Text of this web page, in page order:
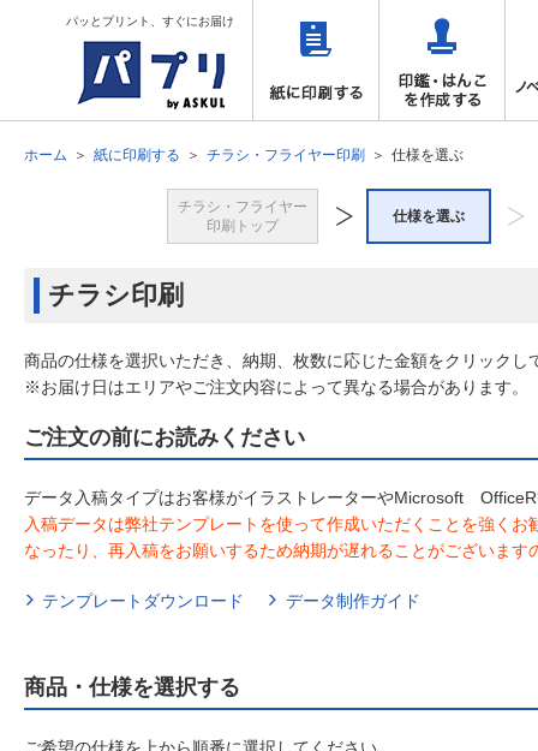
パッとプリント、すぐにお届け
ホーム 紙に印刷する チラシ・フライヤー印刷 仕様を選ぶ
チラシ・フライヤー
印刷トップ
仕様を選ぶ
チラシ印刷
商品の仕様を選択いただき、納期、枚数に応じた金額をクリックし
※お届け日はエリアやご注文内容によって異なる場合があります。
ご注文の前にお読みください
データ入稿タイプはお客様がイラストレーターやMicrosoft
入稿データは弊社テンプレートを使って作成いただくことを強く
なったり、再入稿をお願いするため納期が遅れることがございます
テンプレートダウンロード データ制作ガイド
商品・仕様を選択する